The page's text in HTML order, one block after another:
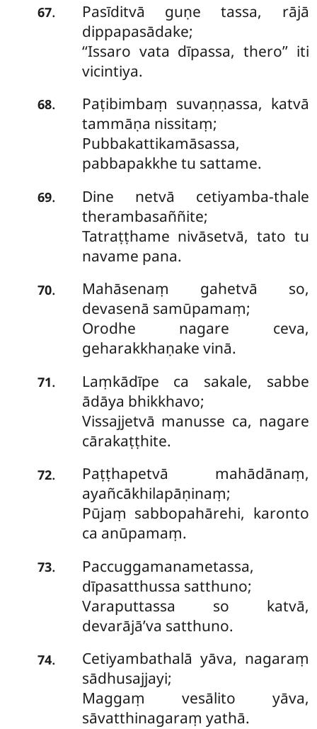
67.
Pasīditvā guṇe tassa, rājā
dippapasādake;
‘‘Issaro vata dīpassa, thero’’ iti
vicintiya.
68.
Paṭibimbaṃ suvaṇṇassa, katvā
tammāṇa nissitaṃ;
Pubbakattikamāsassa,
pabbapakkhe tu sattame.
69.
Dine netvā cetiyamba-thale
therambasaññite;
Tatraṭṭhame nivāsetvā, tato tu
navame pana.
70.
Mahāsenaṃ gahetvā so,
devasenā samūpamaṃ;
Orodhe nagare ceva,
geharakkhaṇake vinā.
71.
Laṃkādīpe ca sakale, sabbe
ādāya bhikkhavo;
Vissajjetvā manusse ca, nagare
cārakaṭṭhite.
72.
Paṭṭhapetvā mahādānaṃ,
ayañcākhilapāṇinaṃ;
Pūjaṃ sabbopahārehi, karonto
ca anūpamaṃ.
73.
Paccuggamanametassa,
dīpasatthussa satthuno;
Varaputtassa so katvā,
devarājā’va satthuno.
74.
Cetiyambathalā yāva, nagaraṃ
sādhusajjayi;
Maggaṃ vesālito yāva,
sāvatthinagaraṃ yathā.